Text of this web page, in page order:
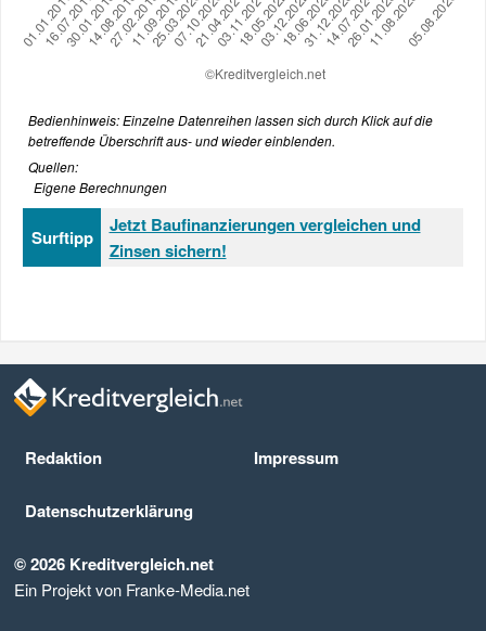
Bedienhinweis: Einzelne Datenreihen lassen sich durch Klick auf die
betreffende Überschrift aus- und wieder einblenden.
Quellen:
Eigene Berechnungen
Surftipp
Jetzt Baufinanzierungen vergleichen und
Zinsen sichern!
Redaktion Impressum
Datenschutz­erklärung
© 2026 Kreditvergleich.net
Ein Projekt von Franke-Media.net